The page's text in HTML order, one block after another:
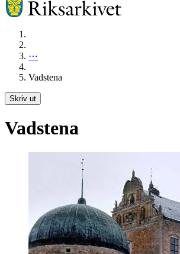
⋯
Vadstena
Skriv ut
Vadstena